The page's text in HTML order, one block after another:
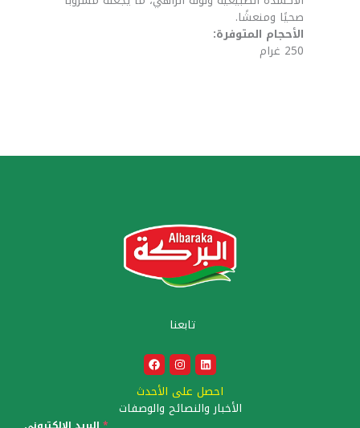
صحيًا ومنعشًا.
الأحجام المتوفرة:
250 غرام
تابعنا
احصل على الأحدث
الأخبار والنصائح والوصفات